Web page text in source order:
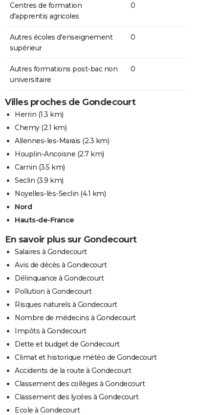
Centres de formation
d'apprentis agricoles
0
Autres écoles d'enseignement
supérieur
0
Autres formations post-bac non
universitaire
0
Villes proches de Gondecourt
Herrin (1.3 km)
Chemy(2.1 km)
Allennes-les-Marais (2.3 km)
Houplin-Ancoisne (2.7 km)
Carnin (3.5 km)
Seclin (3.9 km)
Noyelles-lès-Seclin (4.1 km)
Nord
Hauts-de-France
En savoir plus sur Gondecourt
Salaires à Gondecourt
Avis de décès à Gondecourt
Délinquance à Gondecourt
Pollution à Gondecourt
Risques naturels à Gondecourt
Nombre de médecins à Gondecourt
Impôts à Gondecourt
Dette et budget de Gondecourt
Climat et historique météo de Gondecourt
Accidents de la route à Gondecourt
Classement des collèges à Gondecourt
Classement des lycées à Gondecourt
Ecole à Gondecourt